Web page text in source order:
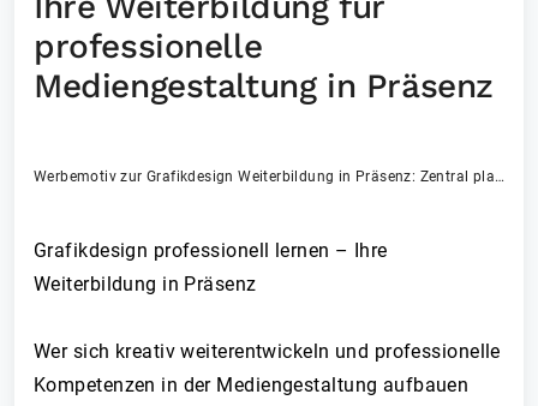
professionelle
Mediengestaltung in Präsenz
Werbemotiv zur Grafikdesign Weiterbildung in Präsenz: Zentral platzierte Person mit professioneller, kreativer Ausstrahlung steht für gestalterische Entwicklung und beruflichen Neustart. Hervorgehoben werden Starttermin sowie Inhalte wie UX / UI Design, Photoshop, InDesign, Mikro- und Makrotypografie, Schriftästhetik, Acrobat und interaktive Systeme.
Grafikdesign professionell lernen – Ihre
Weiterbildung in Präsenz
Wer sich kreativ weiterentwickeln und professionelle
Kompetenzen in der Mediengestaltung aufbauen